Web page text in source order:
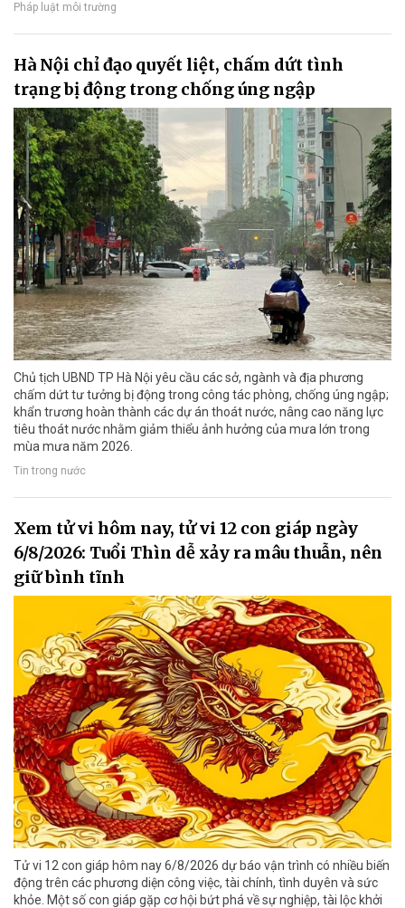
Pháp luật môi trường
Hà Nội chỉ đạo quyết liệt, chấm dứt tình
trạng bị động trong chống úng ngập
Chủ tịch UBND TP Hà Nội yêu cầu các sở, ngành và địa phương
chấm dứt tư tưởng bị động trong công tác phòng, chống úng ngập;
khẩn trương hoàn thành các dự án thoát nước, nâng cao năng lực
tiêu thoát nước nhằm giảm thiểu ảnh hưởng của mưa lớn trong
mùa mưa năm 2026.
Tin trong nước
Xem tử vi hôm nay, tử vi 12 con giáp ngày
6/8/2026: Tuổi Thìn dễ xảy ra mâu thuẫn, nên
giữ bình tĩnh
Tử vi 12 con giáp hôm nay 6/8/2026 dự báo vận trình có nhiều biến
động trên các phương diện công việc, tài chính, tình duyên và sức
khỏe. Một số con giáp gặp cơ hội bứt phá về sự nghiệp, tài lộc khởi